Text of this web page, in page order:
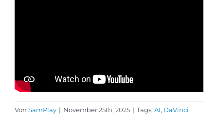
Von SamPlay | November 25th, 2025 | Tags: AI, DaVinci